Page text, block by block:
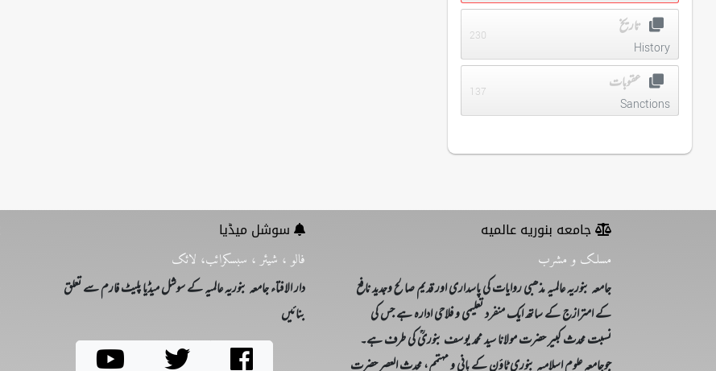
تاریخ
History
230
عقوبات
Sanctions
137
جامعه بنوریه عالمیه
مسلک و مشرب
جامعہ بنوریہ عالمیہ مذھبی روایات کی پاسداری اور قدیم صالح وجدید نافع
کے امترازج کے ساتھ ایک منفرد تعلیمی و فلاحی ادارہ ہے جس کی
نسبت محدث کبیر حضرت مولانا سید محمد یوسف بنوریؒ کی طرف ہے۔
جوجامعہ علوم اسلامیہ بنوری ٹاؤن کے بانی و مہتمم، محدث العصر حضرت
سوشل میڈیا
فالو ، شیئر ، سبسکرائب، لائک
دار الافتاء جامعہ بنوریہ عالمیہ کے سوشل میڈیا پلیٹ فارم سے تعلق
بنائیں